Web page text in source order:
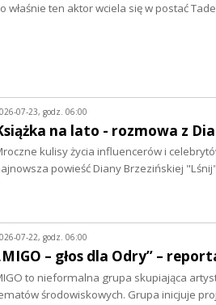
właśnie ten aktor wciela się w postać
07-23, godz. 06:00
na lato - rozmowa z
kulisy życia influencerów i
powieść Diany Brzezińskiej
07-22, godz. 06:00
– głos dla Odry” –
to nieformalna grupa skupiająca
środowiskowych. Grupa inicjuje